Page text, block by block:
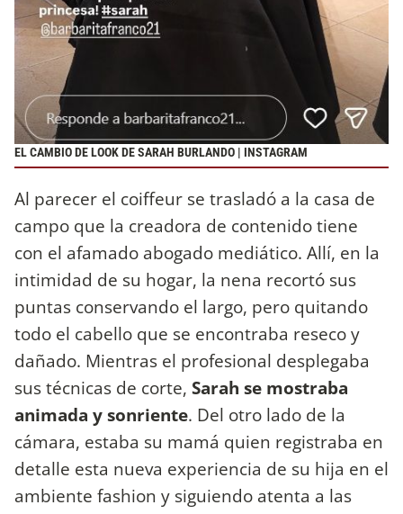
EL CAMBIO DE LOOK DE SARAH BURLANDO | INSTAGRAM
Al parecer el coiffeur se trasladó a la casa de
campo que la creadora de contenido tiene
con el afamado abogado mediático. Allí, en la
intimidad de su hogar, la nena recortó sus
puntas conservando el largo, pero quitando
todo el cabello que se encontraba reseco y
dañado. Mientras el profesional desplegaba
sus técnicas de corte, Sarah se mostraba
animada y sonriente. Del otro lado de la
cámara, estaba su mamá quien registraba en
detalle esta nueva experiencia de su hija en el
ambiente fashion y siguiendo atenta a las